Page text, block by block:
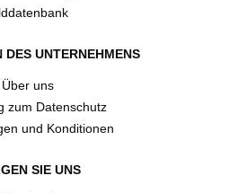
DES UNTERNEHMENS
Über uns
zum Datenschutz
und Konditionen
SIE UNS